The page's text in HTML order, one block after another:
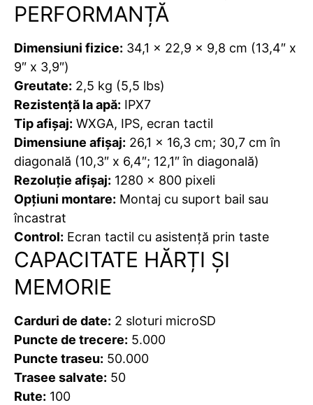
PERFORMANȚĂ
Dimensiuni fizice: 34,1 x 22,9 x 9,8 cm (13,4″ x
9″ x 3,9″)
Greutate: 2,5 kg (5,5 lbs)
Rezistență la apă: IPX7
Tip afișaj: WXGA, IPS, ecran tactil
Dimensiune afișaj: 26,1 x 16,3 cm; 30,7 cm în
diagonală (10,3″ x 6,4″; 12,1″ în diagonală)
Rezoluție afișaj: 1280 x 800 pixeli
Opțiuni montare: Montaj cu suport bail sau
încastrat
Control: Ecran tactil cu asistență prin taste
CAPACITATE HĂRȚI ȘI
MEMORIE
Carduri de date: 2 sloturi microSD
Puncte de trecere: 5.000
Puncte traseu: 50.000
Trasee salvate: 50
Rute: 100